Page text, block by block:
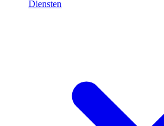
Diensten